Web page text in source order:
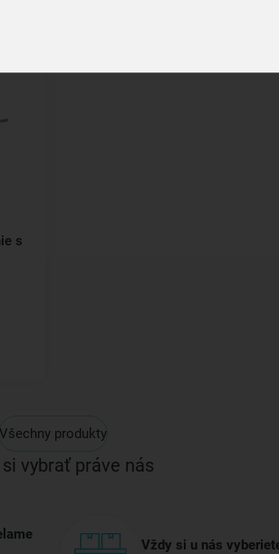
s
Všechny produkty
vybrať práve nás
Vždy si u nás